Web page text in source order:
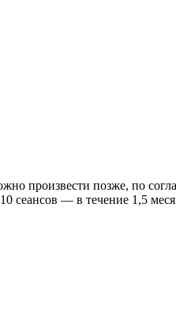
произвести позже, по
сеансов — в течение 1,5